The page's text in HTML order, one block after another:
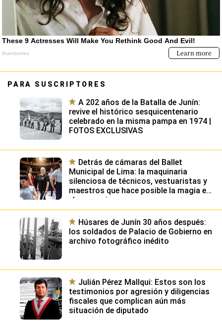
PARA SUSCRIPTORES
A 202 años de la Batalla de Junín:
revive el histórico sesquicentenario
celebrado en la misma pampa en 1974 |
FOTOS EXCLUSIVAS
Detrás de cámaras del Ballet
Municipal de Lima: la maquinaria
silenciosa de técnicos, vestuaristas y
maestros que hace posible la magia en
el escenario
Húsares de Junín 30 años después:
los soldados de Palacio de Gobierno en
archivo fotográfico inédito
Julián Pérez Mallqui: Estos son los
testimonios por agresión y diligencias
fiscales que complican aún más
situación de diputado